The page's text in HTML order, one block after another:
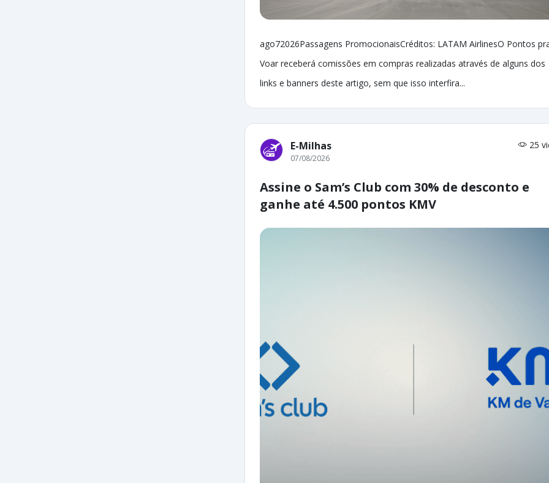
ago72026Passagens PromocionaisCréditos: LATAM AirlinesO Pontos
Voar receberá comissões em compras realizadas através de alguns dos
links e banners deste artigo, sem que isso interfira...
E-Milhas 25
07/08/2026
Assine o Sam’s Club com 30% de desconto e
ganhe até 4.500 pontos KMV